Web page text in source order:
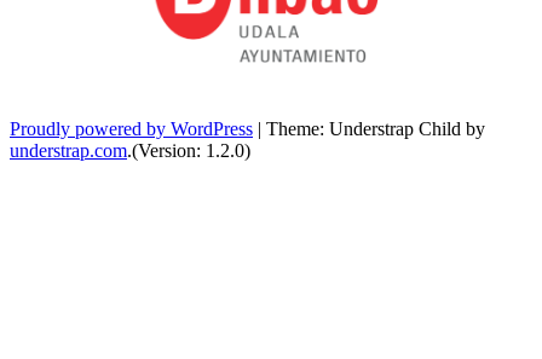
Proudly powered by WordPress
Theme: Understrap Child by
understrap.com.(Version: 1.2.0)